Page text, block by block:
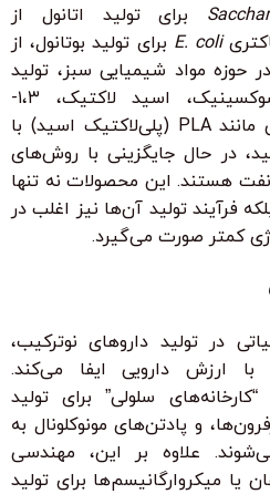
برای تولید اتانول از
E. coli برای تولید بوتانول، از
مواد شیمیایی سبز، تولید
مونومرهایی مانند اسید سوکسینیک، اسید لاکتیک، ۱،۳-
پروپان‌دی‌اول، و بیوپلیمرهایی مانند PLA (پلی‌لاکتیک اسید) با
در حال جایگزینی با روش‌های
هستند. این محصولات نه تنها
فرآیند تولید آن‌ها نیز اغلب در
کمتر صورت می‌گیرد.
در تولید داروهای نوترکیب،
با ارزش دارویی ایفا می‌کند.
سلولی” برای تولید
و پادتن‌های مونوکلونال به
علاوه بر این، مهندسی
یا میکروارگانیسم‌ها برای تولید